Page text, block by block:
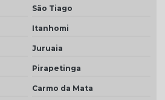
São Tiago
Itanhomi
Juruaia
Pirapetinga
Carmo da Mata